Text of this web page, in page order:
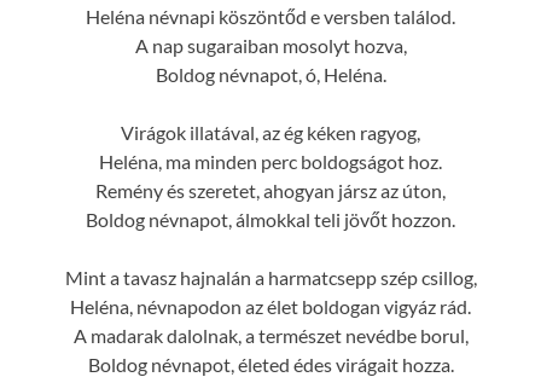
Heléna névnapi köszöntőd e versben találod.
A nap sugaraiban mosolyt hozva,
Boldog névnapot, ó, Heléna.
Virágok illatával, az ég kéken ragyog,
Heléna, ma minden perc boldogságot hoz.
Remény és szeretet, ahogyan jársz az úton,
Boldog névnapot, álmokkal teli jövőt hozzon.
Mint a tavasz hajnalán a harmatcsepp szép csillog,
Heléna, névnapodon az élet boldogan vigyáz rád.
A madarak dalolnak, a természet nevédbe borul,
Boldog névnapot, életed édes virágait hozza.